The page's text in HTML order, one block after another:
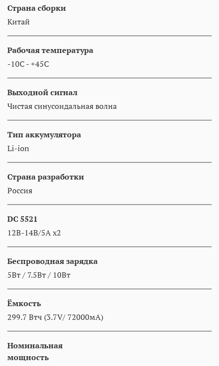
Страна сборки
Китай
Рабочая температура
-10C - +45C
Выходной сигнал
Чистая синусоидальная волна
Тип аккумулятора
Li-ion
Страна разработки
Россия
DC 5521
12В-14В/5A x2
Беспроводная зарядка
5Вт / 7.5Вт / 10Вт
Ёмкость
299.7 Втч (3.7V/ 72000мА)
Номинальная
мощность